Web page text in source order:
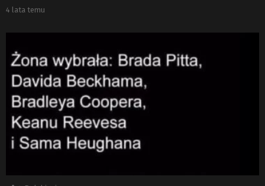
4 lata temu